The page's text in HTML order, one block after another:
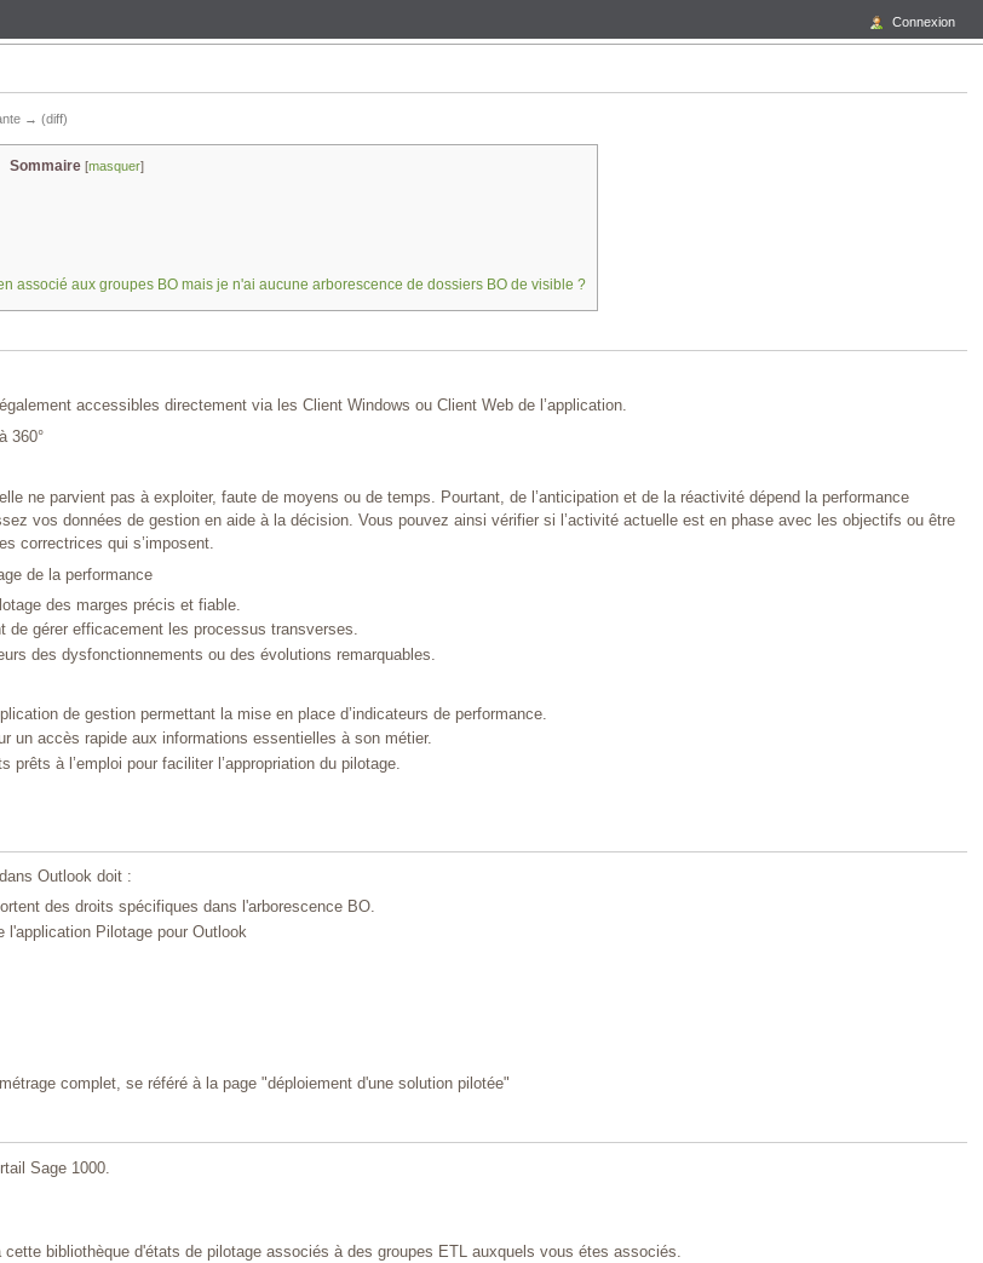
→ (diff)
Sommaire [masquer]
associé aux groupes BO mais je n'ai aucune arborescence de dossiers BO de visible ?
accessibles directement via les Client Windows ou Client Web de l’application.
360°
ne parvient pas à exploiter, faute de moyens ou de temps. Pourtant, de l’anticipation et de la réactivité dépend la performance
vos données de gestion en aide à la décision. Vous pouvez ainsi vérifier si l’activité actuelle est en phase avec les objectifs ou être
correctrices qui s’imposent.
de la performance
des marges précis et fiable.
de gérer efficacement les processus transverses.
des dysfonctionnements ou des évolutions remarquables.
de gestion permettant la mise en place d’indicateurs de performance.
un accès rapide aux informations essentielles à son métier.
prêts à l’emploi pour faciliter l’appropriation du pilotage.
Outlook doit :
des droits spécifiques dans l'arborescence BO.
l'application Pilotage pour Outlook
complet, se référé à la page "déploiement d'une solution pilotée"
Sage 1000.
bibliothèque d'états de pilotage associés à des groupes ETL auxquels vous étes associés.
Connexion